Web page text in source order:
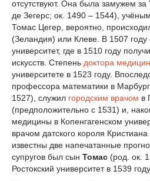
отсутствуют. Она была замужем за
де Зегерс; ок. 1490 – 1544),
Томас Цегер, вероятно,
(Зеландия) или Клеве. В 1507 году
университет, где в 1510 году
искусств. Степень доктора
университете в 1523 году.
профессора математики в
1527), служил городским врачом в
(предположительно с 1531) и,
медицины в Копенгагенском
врачом датского короля
известны две напечатанные
супругов был сын Томас (род. ок.
Ростокский университет в 1539